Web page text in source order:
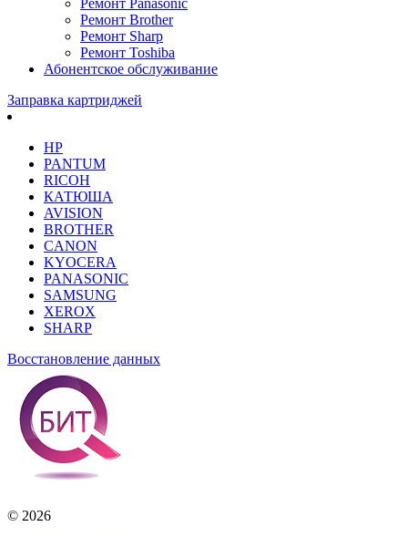
Ремонт Brother
Ремонт Sharp
Ремонт Toshiba
Абонентское обслуживание
Заправка картриджей
HP
PANTUM
RICOH
КАТЮША
AVISION
BROTHER
CANON
KYOCERA
PANASONIC
SAMSUNG
XEROX
SHARP
Восстановление данных
© 2026